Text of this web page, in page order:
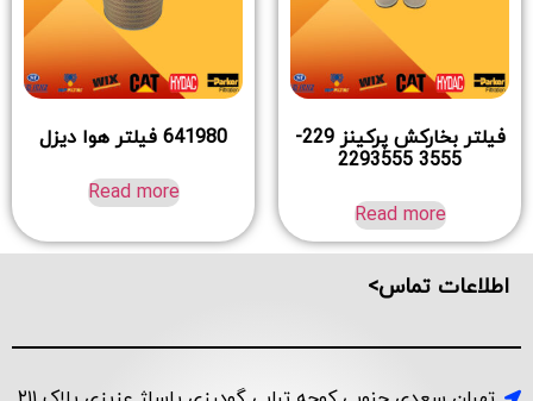
فیلتر بخارکش پرکینز 229-
3555 2293555
Read more
641980 فیلتر هوا دیزل
Read more
اطلاعات تماس>